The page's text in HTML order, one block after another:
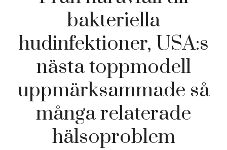
bakteriella
hudinfektioner, USA:s
nästa toppmodell
uppmärksammade så
många relaterade
hälsoproblem